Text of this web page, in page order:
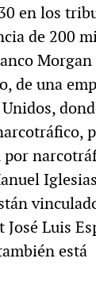
en los
de 200
Morgan
de una
por
Iglesias
Luis
está